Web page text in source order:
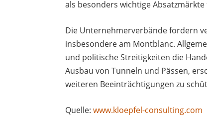
als besonders wichtige
Die Unternehmerverbände fordern
insbesondere am Montblanc.
und politische Streitigkeiten die
Ausbau von Tunneln und Pässen,
weiteren Beeinträchtigungen zu
Quelle:www.kloepfel-consulting.com